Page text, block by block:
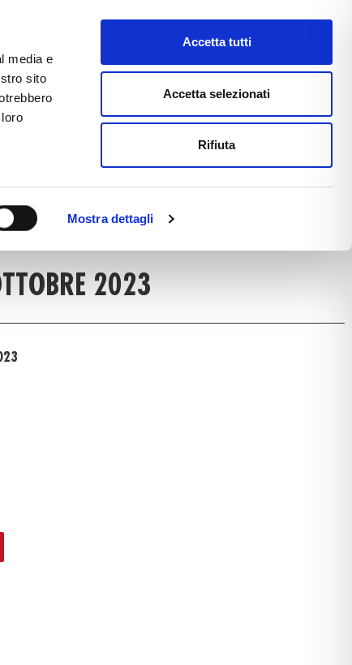
media e
sito
Mostra dettagli
Accetta tutti
Accetta selezionati
Rifiuta
E-COMMERCE FAST NEWS
DETAIL
2023